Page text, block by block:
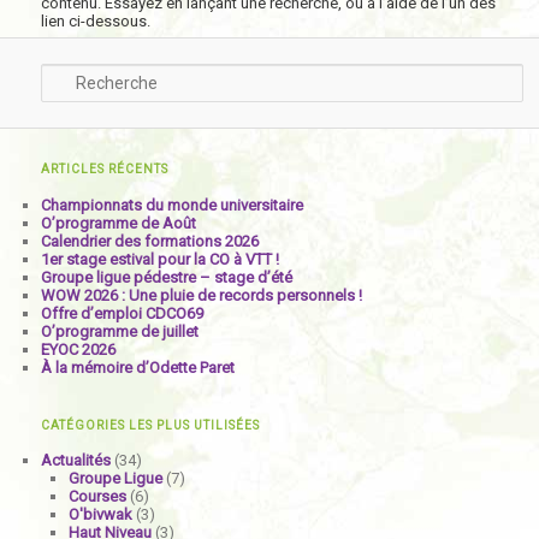
lien ci-dessous.
Recherche
ARTICLES RÉCENTS
Championnats du monde universitaire
O’programme de Août
Calendrier des formations 2026
1er stage estival pour la CO à VTT !
Groupe ligue pédestre – stage d’été
WOW 2026 : Une pluie de records personnels !
Offre d’emploi CDCO69
O’programme de juillet
EYOC 2026
À la mémoire d’Odette Paret
CATÉGORIES LES PLUS UTILISÉES
Actualités (34)
Groupe Ligue(7)
Courses(6)
O'bivwak(3)
Haut Niveau(3)